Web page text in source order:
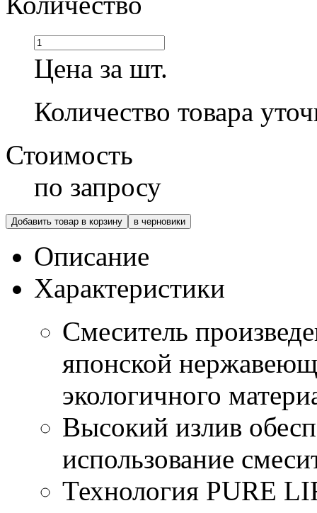
Цена за шт.
Количество товара
Стоимость
по запросу
Добавить товар в корзину в черновики
Описание
Характеристики
Смеситель
японской
экологичного
Высокий излив
использование
Технология PURE